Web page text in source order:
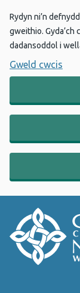
Rydyn ni’n
gweithio. Gyda’ch
dadansoddol i
Gweld cwcis